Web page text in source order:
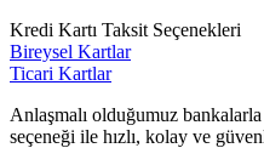
Kredi Kartı Taksit Seçenekleri
Bireysel Kartlar
Ticari Kartlar
Anlaşmalı olduğumuz
seçeneği ile hızlı, kolay ve